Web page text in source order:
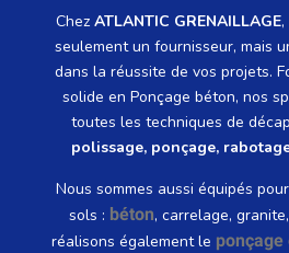
Chez ATLANTIC GRENAILLAGE,
seulement un fournisseur, mais
dans la réussite de vos projets.
solide en Ponçage béton, nos
toutes les techniques de
polissage, ponçage,
Nous sommes aussi équipés
sols : béton, carrelage,
réalisons également le